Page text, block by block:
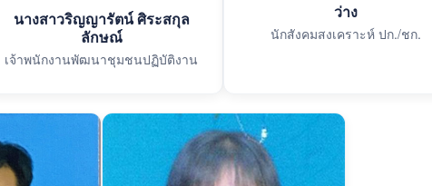
นางสาวริญญารัตน์ ศิระสกุล
ลักษณ์
เจ้าพนักงานพัฒนาชุมชนปฏิบัติงาน
ว่าง
นักสังคมสงเคราะห์ ปก./ชก.